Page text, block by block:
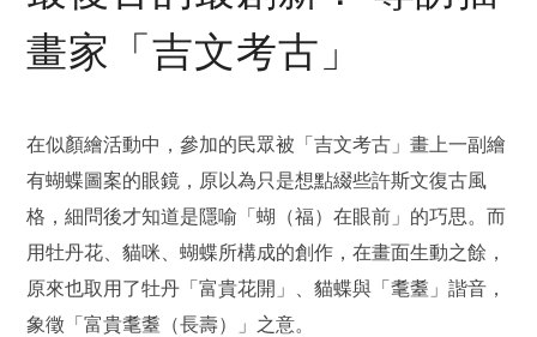
畫家「吉文考古」
在似顏繪活動中，參加的民眾被「吉文考古」畫上一副繪
有蝴蝶圖案的眼鏡，原以為只是想點綴些許斯文復古風
格，細問後才知道是隱喻「蝴（福）在眼前」的巧思。而
用牡丹花、貓咪、蝴蝶所構成的創作，在畫面生動之餘，
原來也取用了牡丹「富貴花開」、貓蝶與「耄耋」諧音，
象徵「富貴耄耋（長壽）」之意。